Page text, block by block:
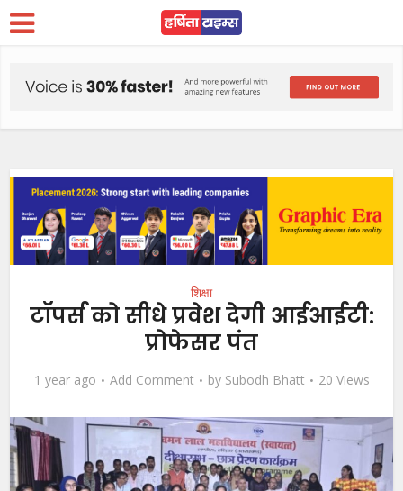
शिक्षा
टॉपर्स को सीधे प्रवेश देगी आईआईटी:
प्रोफेसर पंत
1 year ago Add Comment by Subodh Bhatt 20 Views